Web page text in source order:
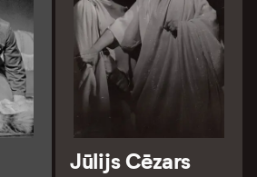
Jūlijs Cēzars